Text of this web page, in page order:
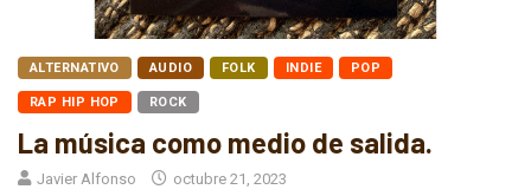
ALTERNATIVO AUDIO FOLK INDIE POP
RAP HIP HOP ROCK
La música como medio de salida.
Javier Alfonso octubre 21, 2023